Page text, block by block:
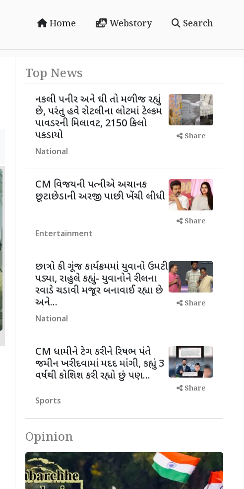
Home Webstory Search
Top News
નકલી પનીર અને ઘી તો મળી જ રહ્યું
છે, પરંતુ હવે રોટલીના લોટમાં ટેલ્કમ
પાવડરની મિલાવટ, 2150 કિલો
પકડાયો
National
Share
CM વિજયની પત્નીએ અચાનક
છૂટાછેડાની અરજી પાછી ખેંચી લીધી
Entertainment
Share
છાત્રો કી ગૂંજ કાર્યક્રમમાં યુવાનો ઉમટી
પડ્યા, રાહુલે કહ્યું- યુવાનોને રીલના
રવાડે ચડાવી મજૂર બનાવાઈ રહ્યા છે
અને...
National
Share
CM ધામીને ટેગ કરીને રિષભ પંતે
જમીન ખરીદવામાં મદદ માંંગી, કહ્યું 3
વર્ષથી કોશિશ કરી રહ્યો છું પણ...
Sports
Share
Opinion